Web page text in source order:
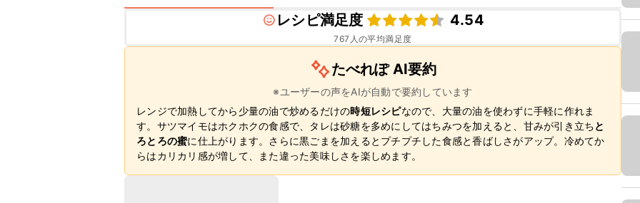
レシピ満足度
4.54
767 人の平均満足度
たべれぽ AI要約
※ユーザーの声をAIが自動で要約しています
レンジで加熱してから少量の油で炒めるだけの時短レシピなので、大量の油を使わずに手軽に作れま
す。サツマイモはホクホクの食感で、タレは砂糖を多めにしてはちみつを加えると、甘みが引き立ちと
ろとろの蜜に仕上がります。さらに黒ごまを加えるとプチプチした食感と香ばしさがアップ。冷めてか
らはカリカリ感が増して、また違った美味しさを楽しめます。